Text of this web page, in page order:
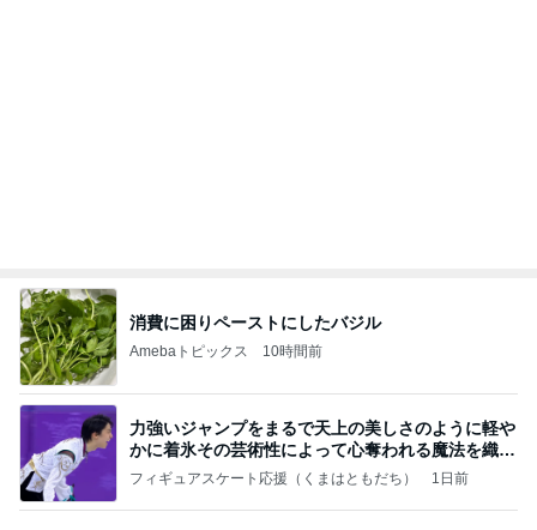
消費に困りペーストにしたバジル
Amebaトピックス 10時間前
力強いジャンプをまるで天上の美しさのように軽や
かに着氷その芸術性によって心奪われる魔法を織り
なす
フィギュアスケート応援（くまはともだち） 1日前